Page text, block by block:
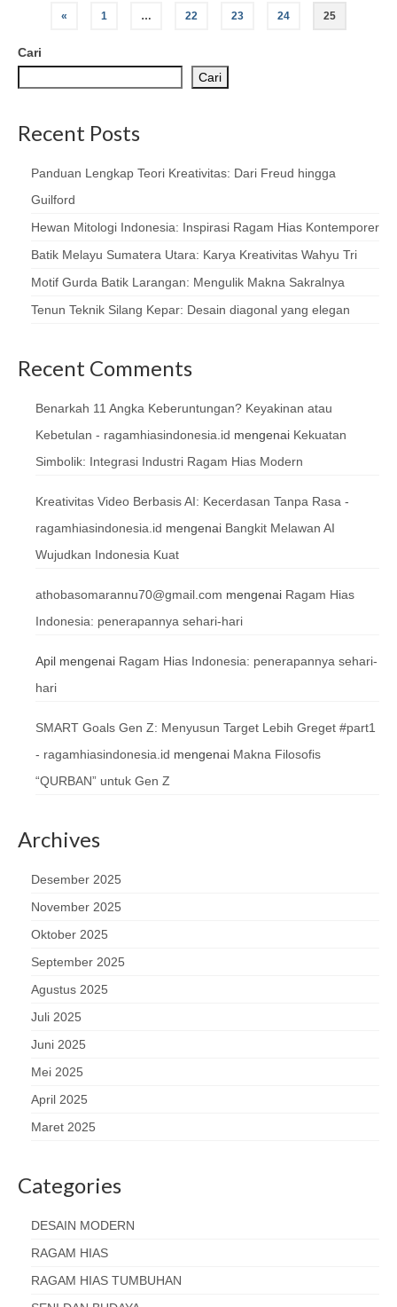
Paginasi
pos
« 1 … 22 23 24 25
Cari
Cari
Recent Posts
Panduan Lengkap Teori Kreativitas: Dari Freud hingga
Guilford
Hewan Mitologi Indonesia: Inspirasi Ragam Hias Kontemporer
Batik Melayu Sumatera Utara: Karya Kreativitas Wahyu Tri
Motif Gurda Batik Larangan: Mengulik Makna Sakralnya
Tenun Teknik Silang Kepar: Desain diagonal yang elegan
Recent Comments
Benarkah 11 Angka Keberuntungan? Keyakinan atau
Kebetulan - ragamhiasindonesia.id mengenai Kekuatan
Simbolik: Integrasi Industri Ragam Hias Modern
Kreativitas Video Berbasis AI: Kecerdasan Tanpa Rasa -
ragamhiasindonesia.id mengenai Bangkit Melawan AI
Wujudkan Indonesia Kuat
athobasomarannu70@gmail.com mengenai Ragam Hias
Indonesia: penerapannya sehari-hari
Apil mengenai Ragam Hias Indonesia: penerapannya sehari-
hari
SMART Goals Gen Z: Menyusun Target Lebih Greget #part1
- ragamhiasindonesia.id mengenai Makna Filosofis
“QURBAN” untuk Gen Z
Archives
Desember 2025
November 2025
Oktober 2025
September 2025
Agustus 2025
Juli 2025
Juni 2025
Mei 2025
April 2025
Maret 2025
Categories
DESAIN MODERN
RAGAM HIAS
RAGAM HIAS TUMBUHAN